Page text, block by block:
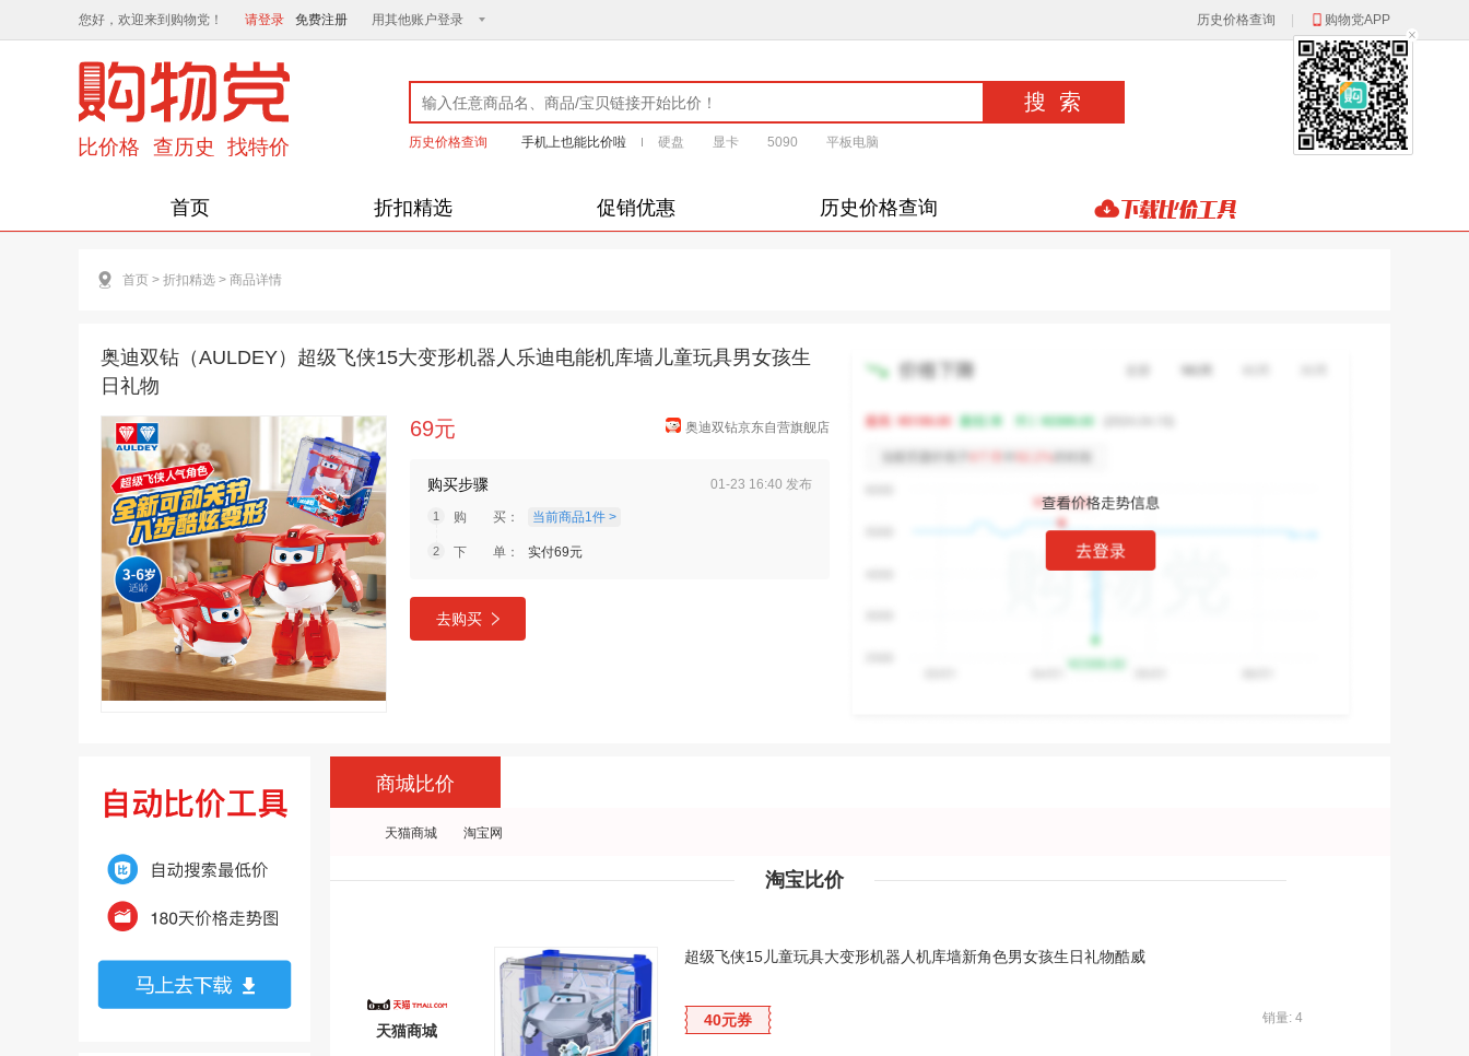
您好，欢迎来到购物党！ 请登录 免费注册 用其他账户登录 历史价格查询 购物党APP
历史价格查询 手机上也能比价啦 硬盘 显卡 5090 平板电脑
首页 折扣精选 促销优惠 历史价格查询
首页 > 折扣精选 > 商品详情
奥迪双钻（AULDEY）超级飞侠15大变形机器人乐迪电能机库墙儿童玩具男女孩生
日礼物
69元 奥迪双钻京东自营旗舰店
购买步骤 01-23 16:40 发布
购 买： 当前商品1件 >
下 单： 实付69元
去购买
商城比价
天猫商城 淘宝网
淘宝比价
天猫商城
超级飞侠15儿童玩具大变形机器人机库墙新角色男女孩生日礼物酷威
40元券 销量: 4